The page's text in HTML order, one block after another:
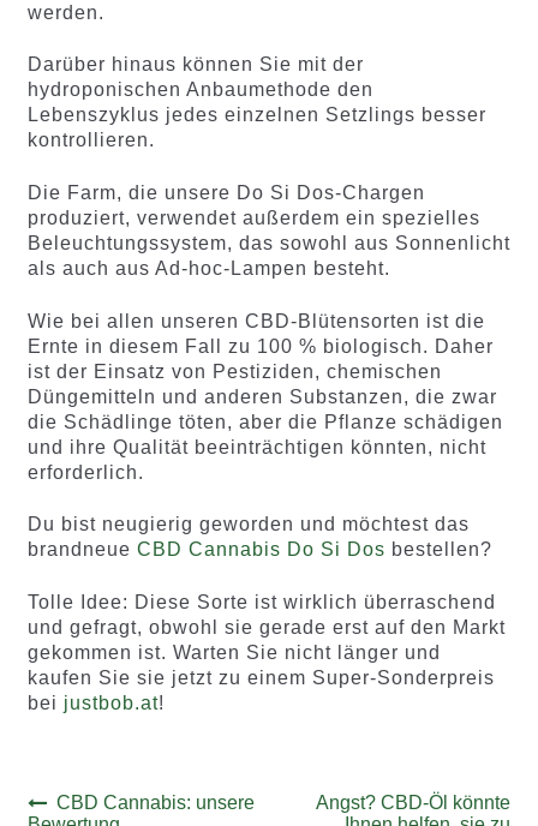
werden.
Darüber hinaus können Sie mit der
hydroponischen Anbaumethode den
Lebenszyklus jedes einzelnen Setzlings besser
kontrollieren.
Die Farm, die unsere Do Si Dos-Chargen
produziert, verwendet außerdem ein spezielles
Beleuchtungssystem, das sowohl aus Sonnenlicht
als auch aus Ad-hoc-Lampen besteht.
Wie bei allen unseren CBD-Blütensorten ist die
Ernte in diesem Fall zu 100 % biologisch. Daher
ist der Einsatz von Pestiziden, chemischen
Düngemitteln und anderen Substanzen, die zwar
die Schädlinge töten, aber die Pflanze schädigen
und ihre Qualität beeinträchtigen könnten, nicht
erforderlich.
Du bist neugierig geworden und möchtest das
brandneue CBD Cannabis Do Si Dos bestellen?
Tolle Idee: Diese Sorte ist wirklich überraschend
und gefragt, obwohl sie gerade erst auf den Markt
gekommen ist. Warten Sie nicht länger und
kaufen Sie sie jetzt zu einem Super-Sonderpreis
bei justbob.at!
Beitrags-
Vorheriger
CBD Cannabis: unsere
Nächster
Angst? CBD-Öl könnte